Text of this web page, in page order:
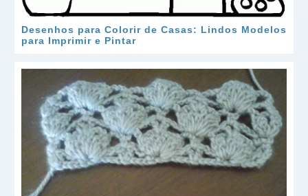
Desenhos para Colorir de Casas: Lindos Modelos
para Imprimir e Pintar